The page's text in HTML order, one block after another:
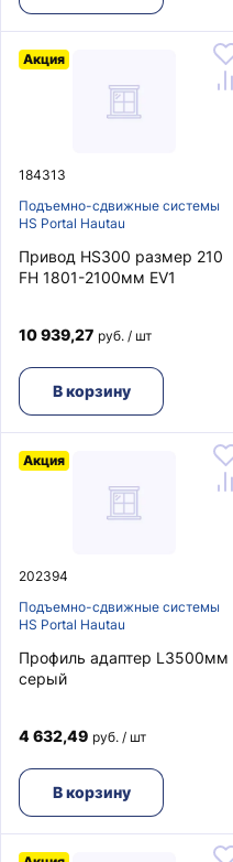
184313
Подъемно-сдвижные системы
HS Portal Hautau
Акция
Привод HS300 размер 210
FH 1801-2100мм EV1
10 939,27 руб. / шт
В корзину
202394
Подъемно-сдвижные системы
HS Portal Hautau
Акция
Профиль адаптер L3500мм
серый
4 632,49 руб. / шт
В корзину